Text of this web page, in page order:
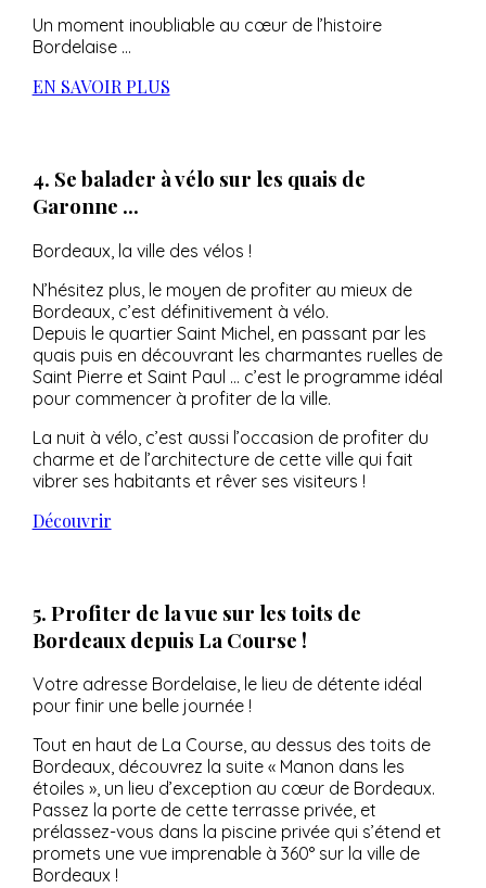
Un moment inoubliable au cœur de l’histoire
Bordelaise …
EN SAVOIR PLUS
4. Se balader à vélo sur les quais de
Garonne ...
Bordeaux, la ville des vélos !
N’hésitez plus, le moyen de profiter au mieux de
Bordeaux, c’est définitivement à vélo.
Depuis le quartier Saint Michel, en passant par les
quais puis en découvrant les charmantes ruelles de
Saint Pierre et Saint Paul … c’est le programme idéal
pour commencer à profiter de la ville.
La nuit à vélo, c’est aussi l’occasion de profiter du
charme et de l’architecture de cette ville qui fait
vibrer ses habitants et rêver ses visiteurs !
Découvrir
5. Profiter de la vue sur les toits de
Bordeaux depuis La Course !
Votre adresse Bordelaise, le lieu de détente idéal
pour finir une belle journée !
Tout en haut de La Course, au dessus des toits de
Bordeaux, découvrez la suite « Manon dans les
étoiles », un lieu d’exception au cœur de Bordeaux.
Passez la porte de cette terrasse privée, et
prélassez-vous dans la piscine privée qui s’étend et
promets une vue imprenable à 360° sur la ville de
Bordeaux !